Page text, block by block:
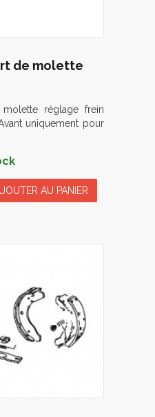
de molette
molette réglage frein
uniquement pour
AU PANIER